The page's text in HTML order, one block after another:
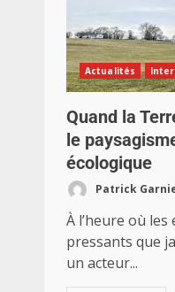
Actualités
Quand la
le
écologique
Patrick
À l’heure où
pressants que
un acteur...